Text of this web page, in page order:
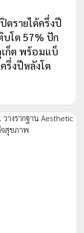
ดรายได้ครึ่งปี
บโต 57% ปัก
ก็ต พร้อมแบ็
รึ่งปีหลังโต